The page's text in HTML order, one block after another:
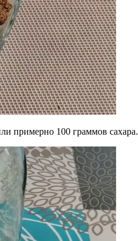
примерно 100 граммов сахара.